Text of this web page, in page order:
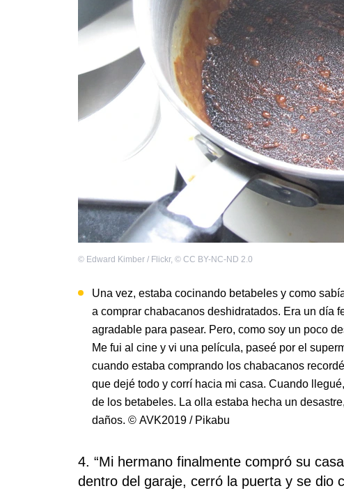
© Edward Kimber / Flickr, © CC BY-NC-ND 2.0
Una vez, estaba cocinando betabeles y como
a comprar chabacanos deshidratados. Era un día
agradable para pasear. Pero, como soy un poco
Me fui al cine y vi una película, paseé por el
cuando estaba comprando los chabacanos
que dejé todo y corrí hacia mi casa. Cuando
de los betabeles. La olla estaba hecha un
daños. © AVK2019 / Pikabu
4. “Mi hermano finalmente compró su
dentro del garaje, cerró la puerta y se dio